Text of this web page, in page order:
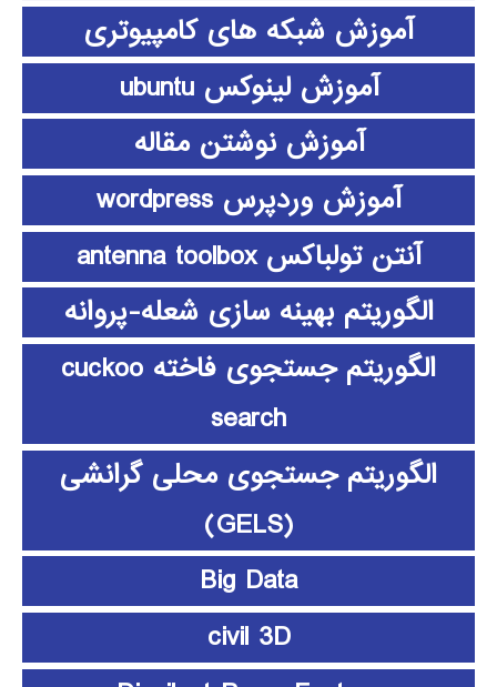
آموزش شبکه های کامپیوتری
آموزش لینوکس ubuntu
آموزش نوشتن مقاله
آموزش وردپرس wordpress
آنتن تولباکس antenna toolbox
الگوریتم بهینه سازی شعله-پروانه
الگوریتم جستجوی فاخته cuckoo
search
الگوریتم جستجوی محلی گرانشی
(GELS)
Big Data
civil 3D